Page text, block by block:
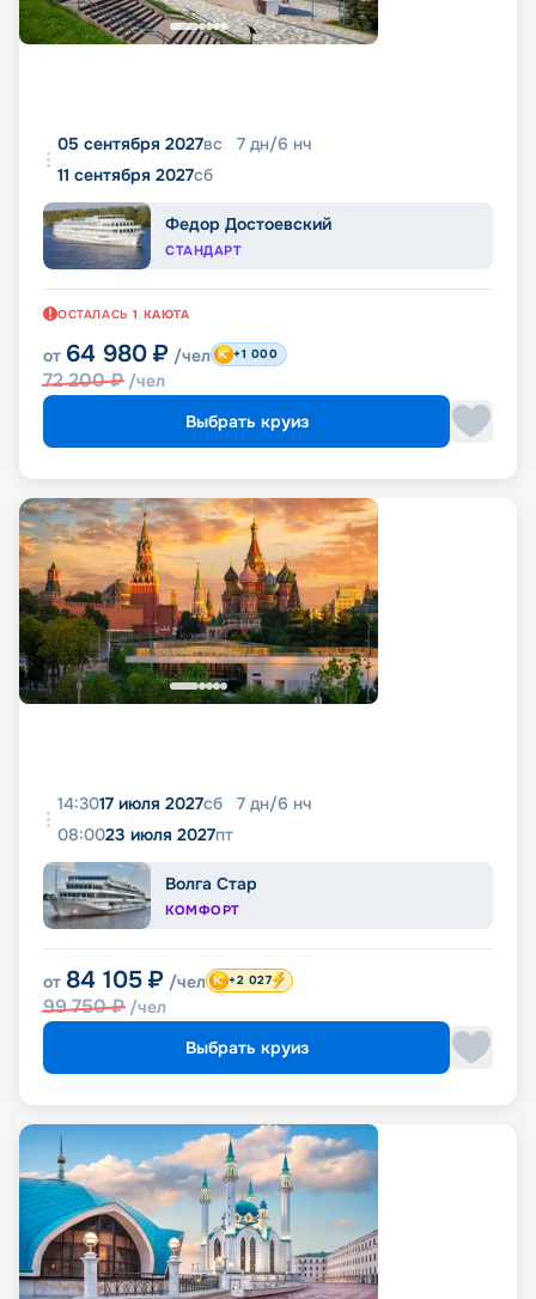
05 сентября 2027вс 7 дн/6 нч
11 сентября 2027сб
Федор Достоевский
СТАНДАРТ
ОСТАЛАСЬ 1 КАЮТА
от 64 980 ₽ /чел
72 200₽ /чел
+1 000
Выбрать круиз
14:3017 июля 2027сб 7 дн/6 нч
08:0023 июля 2027пт
Волга Стар
КОМФОРТ
от 84 105 ₽ /чел
99 750₽ /чел
+2 027
Выбрать круиз